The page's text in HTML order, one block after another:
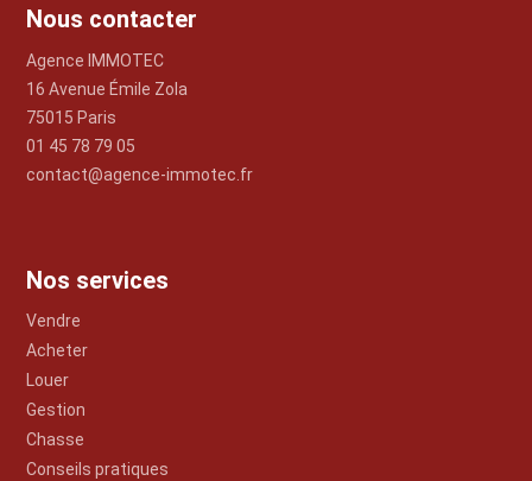
Nous contacter
Agence IMMOTEC
16 Avenue Émile Zola
75015 Paris
01 45 78 79 05
contact@agence-immotec.fr
Nos services
Vendre
Acheter
Louer
Gestion
Chasse
Conseils pratiques